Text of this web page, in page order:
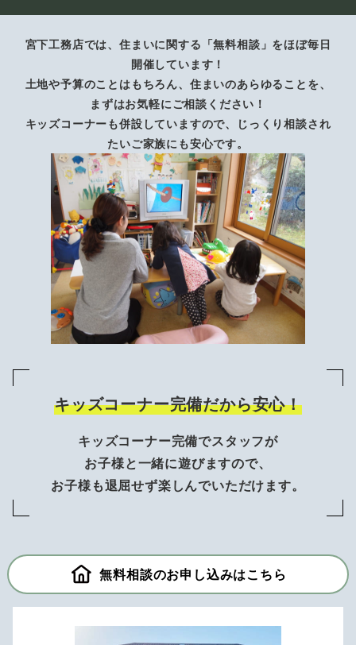
宮下工務店では、住まいに関する「無料相談」をほぼ毎日
開催しています！
土地や予算のことはもちろん、住まいのあらゆることを、
まずはお気軽にご相談ください！
キッズコーナーも併設していますので、じっくり相談され
たいご家族にも安心です。
キッズコーナー完備だから安心！
キッズコーナー完備でスタッフが
お子様と一緒に遊びますので、
お子様も退屈せず楽しんでいただけます。
無料相談のお申し込みはこちら